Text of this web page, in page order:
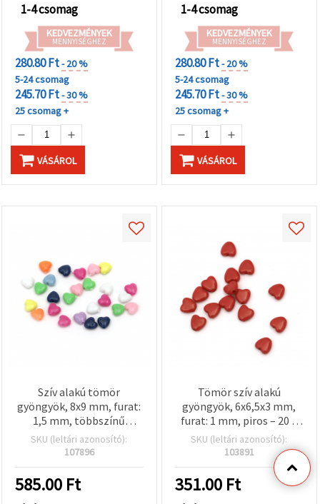
1-4 csomag
KEDVEZMÉNYEK
MENNYISÉGHEZ
280.80 Ft- 20 %
5-24 csomag
245.70 Ft- 30 %
25 csomag +
VÁSÁROL
1-4 csomag
KEDVEZMÉNYEK
MENNYISÉGHEZ
280.80 Ft- 20 %
5-24 csomag
245.70 Ft- 30 %
25 csomag +
VÁSÁROL
Szív alakú tömör
gyöngyök, 8x9 mm, furat:
1,5 mm, többszínű
vegyes, 50 g (~340 db)
SKU (leltári azonosító):
107896
585.00 Ft
Tömör szív alakú
gyöngyök, 6x6,5x3 mm,
furat: 1 mm, piros – 20 g
(~275 db)
SKU (leltári azonosító):
103891
351.00 Ft